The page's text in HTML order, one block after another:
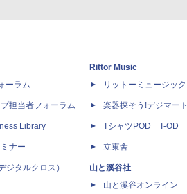
ーラム
担当者フォーラム
Library
ナー
ジタルクロス）
Rittor Music
リットーミュージック
楽器探そう!デジマート
TシャツPOD T-OD
立東舎
山と溪谷社
山と溪谷オンライン